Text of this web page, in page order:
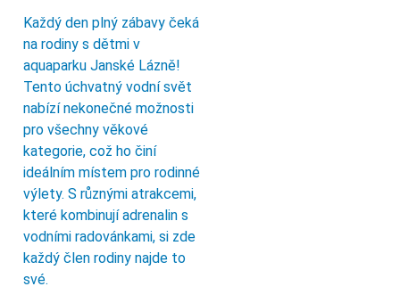
Každý den plný zábavy čeká
na rodiny s dětmi v
aquaparku Janské Lázně!
Tento úchvatný vodní svět
nabízí nekonečné možnosti
pro všechny věkové
kategorie, což ho činí
ideálním místem pro rodinné
výlety. S různými atrakcemi,
které kombinují adrenalin s
vodními radovánkami, si zde
každý člen rodiny najde to
své.